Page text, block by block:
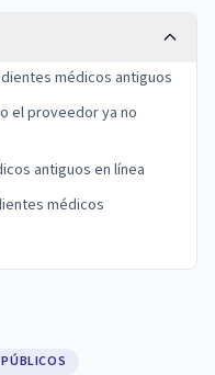
médicos antiguos
el proveedor ya no
antiguos en línea
médicos